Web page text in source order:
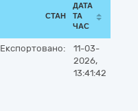
СТАН
ДАТА
ТА
ЧАС
Експортовано:
11-03-
2026,
13:41:42